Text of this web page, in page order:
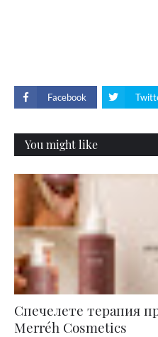
Facebook
You might like
Спечелете терапия
Merréh Cosmetics